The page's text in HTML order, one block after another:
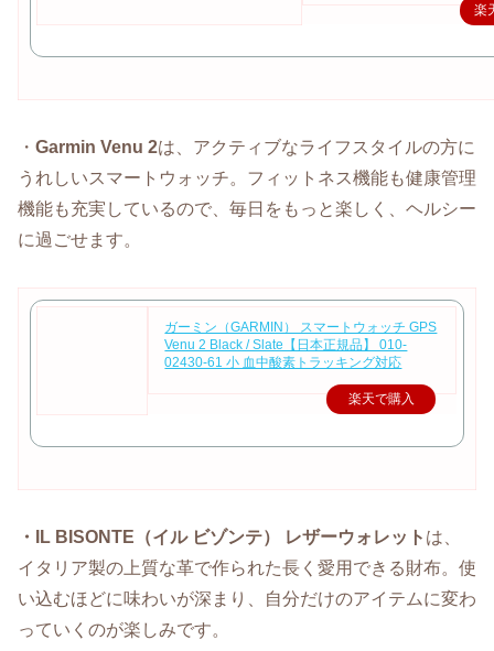
楽
・ Garmin Venu 2は、アクティブなライフスタイルの方に
うれしいスマートウォッチ。フィットネス機能も健康管理
機能も充実しているので、毎日をもっと楽しく、ヘルシー
に過ごせます。
ガーミン（GARMIN） スマートウォッチ GPS
Venu 2 Black / Slate【日本正規品】 010-
02430-61 小 血中酸素トラッキング対応
楽天で購入
・IL BISONTE（イル ビゾンテ） レザーウォレット は、
イタリア製の上質な革で作られた長く愛用できる財布。使
い込むほどに味わいが深まり、自分だけのアイテムに変わ
っていくのが楽しみです。